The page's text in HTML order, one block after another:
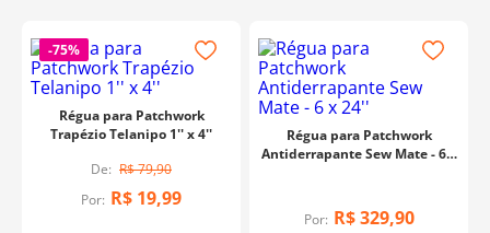
-75%
Régua para Patchwork
Trapézio Telanipo 1'' x 4''
R$79,90
Por: R$ 19,99
Régua para Patchwork
Antiderrapante Sew Mate - 6 x
Por: R$ 329,90